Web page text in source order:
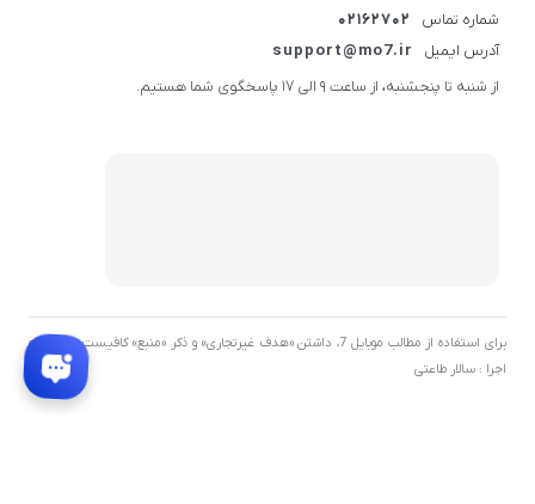
شماره تماس
02162702
آدرس ایمیل
support@mo7.ir
از شنبه تا پنجشنبه، از ساعت 9 الی 17 پاسخگوی شما هستیم.
برای استفاده از مطالب موبایل 7، داشتن «هدف غیرتجاری» و ذکر «منبع» کافیست. توسعه و
اجرا : سالار طاعتی